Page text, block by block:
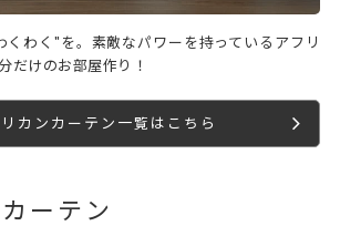
くわく"を。素敵なパワーを持っているアフリ
だけのお部屋作り！
カンカーテン一覧はこちら
ーテン